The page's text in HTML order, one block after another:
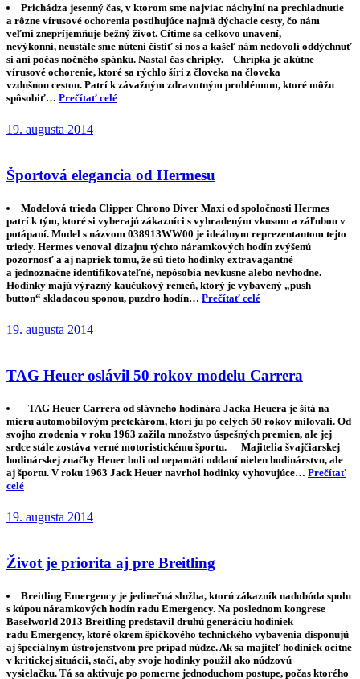
Prichádza jesenný čas, v ktorom sme najviac náchylní na prechladnutie
a rôzne vírusové ochorenia postihujúce najmä dýchacie cesty, čo nám
veľmi znepríjemňuje bežný život. Cítime sa celkovo unavení,
nevýkonní, neustále sme nútení čistiť si nos a kašeľ nám nedovolí oddýchnuť
si ani počas nočného spánku. Nastal čas chrípky. Chrípka je akútne
vírusové ochorenie, ktoré sa rýchlo šíri z človeka na človeka
vzdušnou cestou. Patrí k závažným zdravotným problémom, ktoré môžu
spôsobiť… Prečítať celé
19. augusta 2014
Športová elegancia od Hermesu
Modelová trieda Clipper Chrono Diver Maxi od spoločnosti Hermes
patrí k tým, ktoré si vyberajú zákazníci s vyhradeným vkusom a záľubou v
potápaní. Model s názvom 038913WW00 je ideálnym reprezentantom tejto
triedy. Hermes venoval dizajnu týchto náramkových hodín zvýšenú
pozornosť a aj napriek tomu, že sú tieto hodinky extravagantné
a jednoznačne identifikovateľné, nepôsobia nevkusne alebo nevhodne.
Hodinky majú výrazný kaučukový remeň, ktorý je vybavený „push
button“ skladacou sponou, puzdro hodín… Prečítať celé
19. augusta 2014
TAG Heuer oslávil 50 rokov modelu Carrera
TAG Heuer Carrera od slávneho hodinára Jacka Heuera je šitá na
mieru automobilovým pretekárom, ktorí ju po celých 50 rokov milovali. Od
svojho zrodenia v roku 1963 zažila množstvo úspešných premien, ale jej
srdce stále zostáva verné motoristickému športu. Majitelia švajčiarskej
hodinárskej značky Heuer boli od nepamäti oddaní nielen hodinárstvu, ale
aj športu. V roku 1963 Jack Heuer navrhol hodinky vyhovujúce… Prečítať
celé
19. augusta 2014
Život je priorita aj pre Breitling
Breitling Emergency je jedinečná služba, ktorú zákazník nadobúda spolu
s kúpou náramkových hodín radu Emergency. Na poslednom kongrese
Baselworld 2013 Breitling predstavil druhú generáciu hodiniek
radu Emergency, ktoré okrem špičkového technického vybavenia disponujú
aj špeciálnym ústrojenstvom pre prípad núdze. Ak sa majiteľ hodiniek ocitne
v kritickej situácii, stačí, aby svoje hodinky použil ako núdzovú
vysielačku. Tá sa aktivuje po pomerne jednoduchom postupe, počas ktorého